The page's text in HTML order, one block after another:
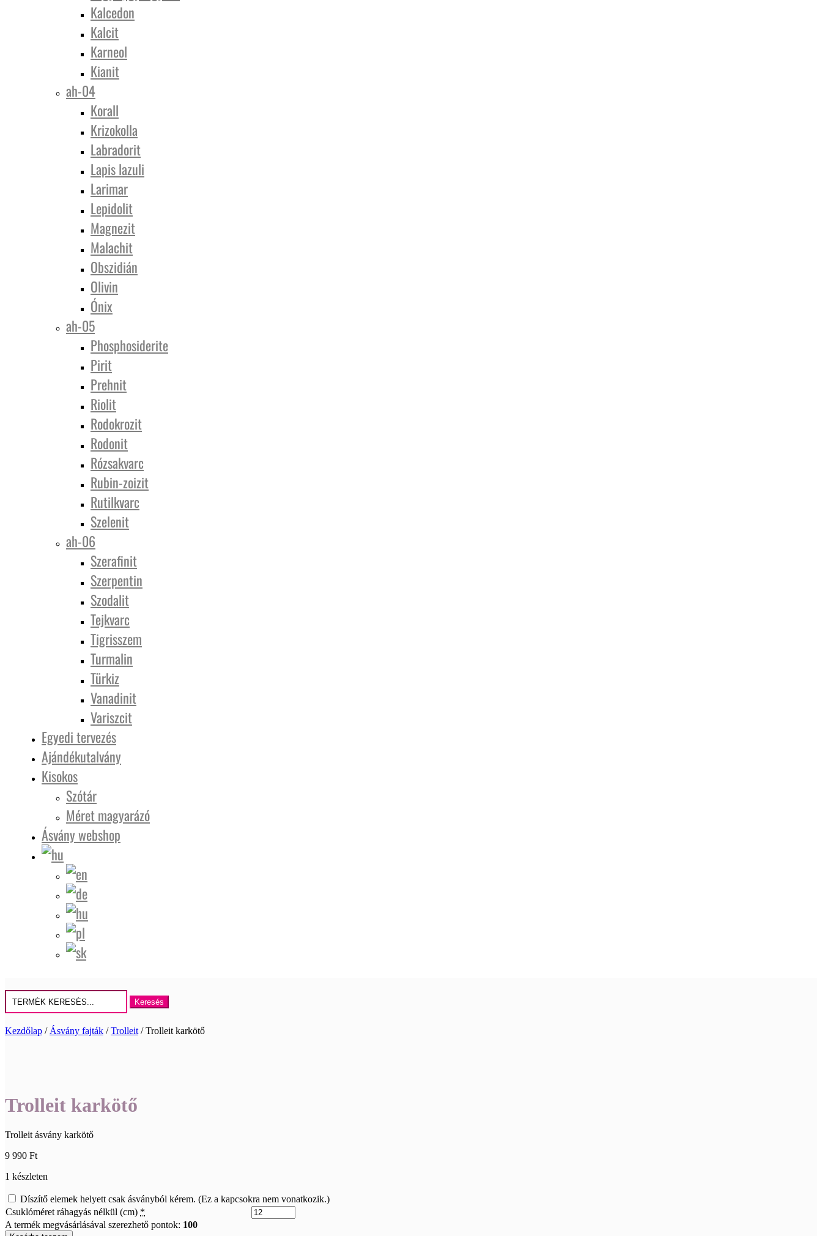
Kalcedon
Kalcit
Karneol
Kianit
ah-04
Korall
Krizokolla
Labradorit
Lapis lazuli
Larimar
Lepidolit
Magnezit
Malachit
Obszidián
Olivin
Ónix
ah-05
Phosphosiderite
Pirit
Prehnit
Riolit
Rodokrozit
Rodonit
Rózsakvarc
Rubin-zoizit
Rutilkvarc
Szelenit
ah-06
Szerafinit
Szerpentin
Szodalit
Tejkvarc
Tigrisszem
Turmalin
Türkiz
Vanadinit
Variszcit
Egyedi tervezés
Ajándékutalvány
Kisokos
Szótár
Méret magyarázó
Ásvány webshop
Keresés
erre:
Kezdőlap / Ásvány fajták /Trolleit / Trolleit karkötő
Trolleit karkötő
Trolleit ásvány karkötő
9 990 Ft
1 készleten
Díszítő elemek helyett csak ásványból kérem. (Ez a kapcsokra nem vonatkozik.)
Csuklóméret ráhagyás nélkül (cm) *
A termék megvásárlásával szerezhető pontok: 100